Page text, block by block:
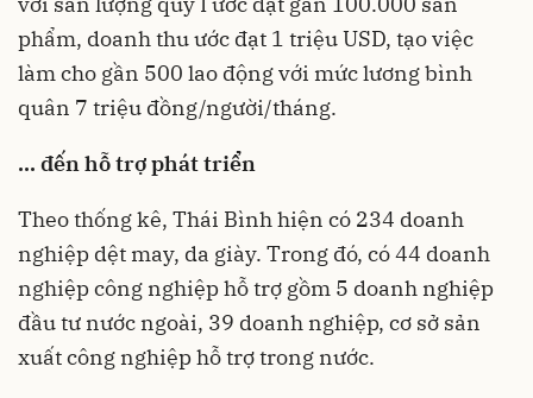
phẩm, doanh thu ước đạt 1 triệu USD, tạo việc
làm cho gần 500 lao động với mức lương bình
quân 7 triệu đồng/người/tháng.
... đến hỗ trợ phát triển
Theo thống kê, Thái Bình hiện có 234 doanh
nghiệp dệt may, da giày. Trong đó, có 44 doanh
nghiệp công nghiệp hỗ trợ gồm 5 doanh nghiệp
đầu tư nước ngoài, 39 doanh nghiệp, cơ sở sản
xuất công nghiệp hỗ trợ trong nước.